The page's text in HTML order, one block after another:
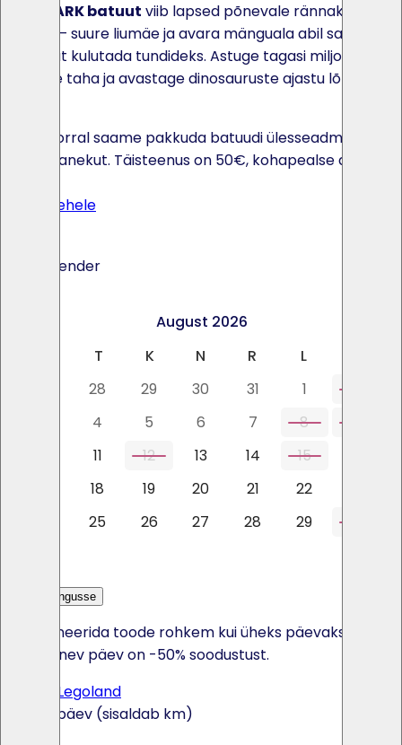
DINOPARK batuut viib lapsed põnevale rännakule läbi
džungli – suure liumäe ja avara mänguala abil saab
energiat kulutada tundideks. Astuge tagasi miljonite
aastate taha ja avastage dinosauruste ajastu lõbusaim
Soovi korral saame pakkuda batuudi ülesseadmist ja
kokkupanekut. Täisteenus on 50€, kohapealse abiga
Toote lehele
Ava kalender
August 2026
T K N R L
28 29 30 31 1
4 5 6 7 8
11 12 13 14 15
18 19 20 21 22
25 26 27 28 29
Lisa päringusse
Kui broneerida toode rohkem kui üheks päevaks, siis
iga järgnev päev on -50% soodustust.
Batuut Legoland
170€ / päev (sisaldab km)